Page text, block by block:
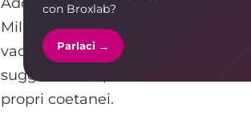
Millennial prenota le
vacanze sulla base dei
suggerimenti postati dai
propri coetanei.
con Broxlab?
Parlaci →